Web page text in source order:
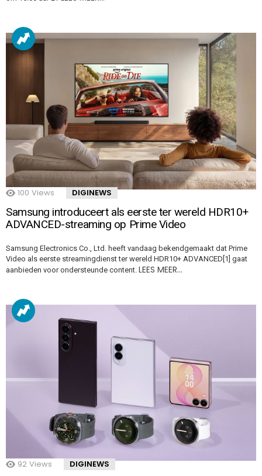
100 Views DIGINEWS
Samsung introduceert als eerste ter wereld HDR10+
ADVANCED-streaming op Prime Video
Samsung Electronics Co., Ltd. heeft vandaag bekendgemaakt dat Prime
Video als eerste streamingdienst ter wereld HDR10+ ADVANCED[1] gaat
aanbieden voor ondersteunde content. LEES MEER…
92 Views DIGINEWS